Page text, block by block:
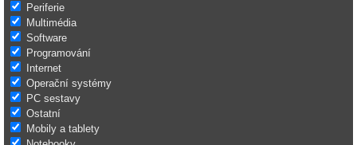
Periferie
Multimédia
Software
Programování
Internet
Operační systémy
PC sestavy
Ostatní
Mobily a tablety